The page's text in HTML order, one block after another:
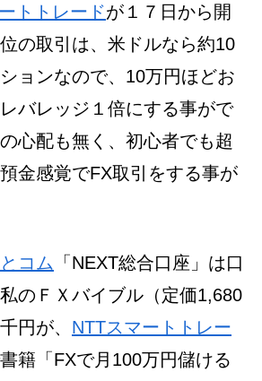
トトレードが１７日から開
の取引は、米ドルなら約10
ョンなので、10万円ほどお
バレッジ１倍にする事がで
心配も無く、初心者でも超
金感覚でFX取引をする事が
コム 「NEXT総合口座」は口
のＦＸバイブル（定価1,680
円が、 NTTスマートトレー
籍「FXで月100万円儲ける